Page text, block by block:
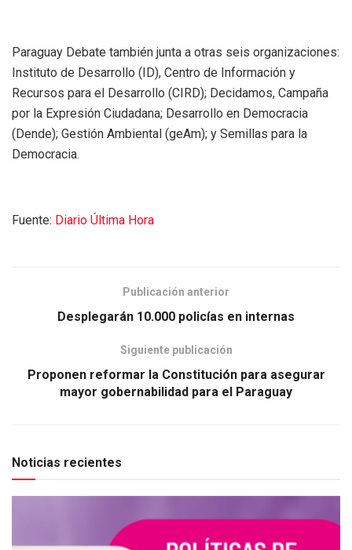
Paraguay Debate también junta a otras seis organizaciones:
Instituto de Desarrollo (ID), Centro de Información y
Recursos para el Desarrollo (CIRD); Decidamos, Campaña
por la Expresión Ciudadana; Desarrollo en Democracia
(Dende); Gestión Ambiental (geAm); y Semillas para la
Democracia.
Fuente: Diario Última Hora
Publicación anterior
Desplegarán 10.000 policías en internas
Siguiente publicación
Proponen reformar la Constitución para asegurar
mayor gobernabilidad para el Paraguay
Noticias recientes